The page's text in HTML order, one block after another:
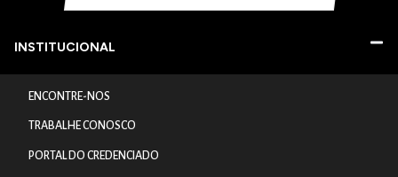
INSTITUCIONAL
ENCONTRE-NOS
TRABALHE CONOSCO
PORTAL DO CREDENCIADO